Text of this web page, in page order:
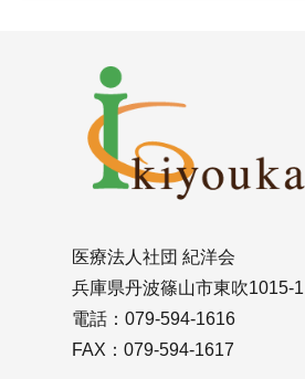
医療法人社団 紀洋会
兵庫県丹波篠山市東吹1015-1
電話：079-594-1616
FAX：079-594-1617